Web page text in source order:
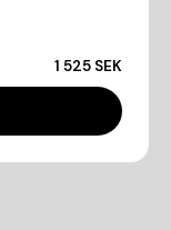
1 525 SEK